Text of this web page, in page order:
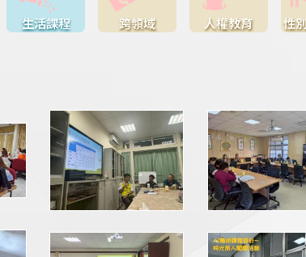
生活課程 跨領域 人權教育 性